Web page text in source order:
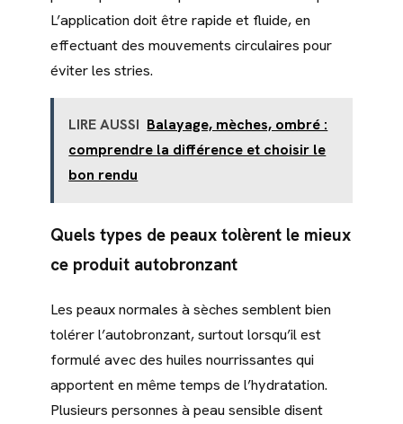
L’application doit être rapide et fluide, en
effectuant des mouvements circulaires pour
éviter les stries.
LIRE AUSSI Balayage, mèches, ombré :
comprendre la différence et choisir le
bon rendu
Quels types de peaux tolèrent le mieux
ce produit autobronzant
Les peaux normales à sèches semblent bien
tolérer l’autobronzant, surtout lorsqu’il est
formulé avec des huiles nourrissantes qui
apportent en même temps de l’hydratation.
Plusieurs personnes à peau sensible disent